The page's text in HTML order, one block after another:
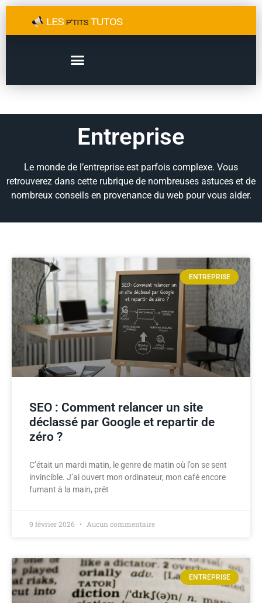
Entreprise
Le monde de l’entreprise est parfois complexe. Vous
retrouverez dans cette rubrique de nombreuses astuces et de
nombreux conseils en provenance du web pour vous aider.
ENTREPRISE
SEO : Comment relancer un site
déclassé par Google et repartir de
zéro ?
C’était un mardi matin, le genre de matin où l’on se sent
invincible. J’ai ouvert mon ordinateur, mon café encore
fumant à la main, prêt
9 février 2026 Aucun commentaire
ENTREPRISE